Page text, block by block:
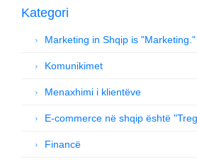
Kategori
Marketing in Shqip is "Marketing."
Komunikimet
Menaxhimi i klientëve
E-commerce në shqip është
Financë